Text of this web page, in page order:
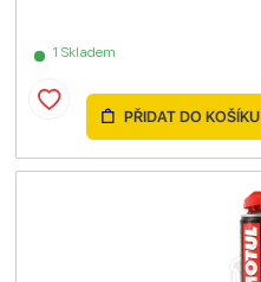
1 Skladem
PŘIDAT DO KOŠÍKU